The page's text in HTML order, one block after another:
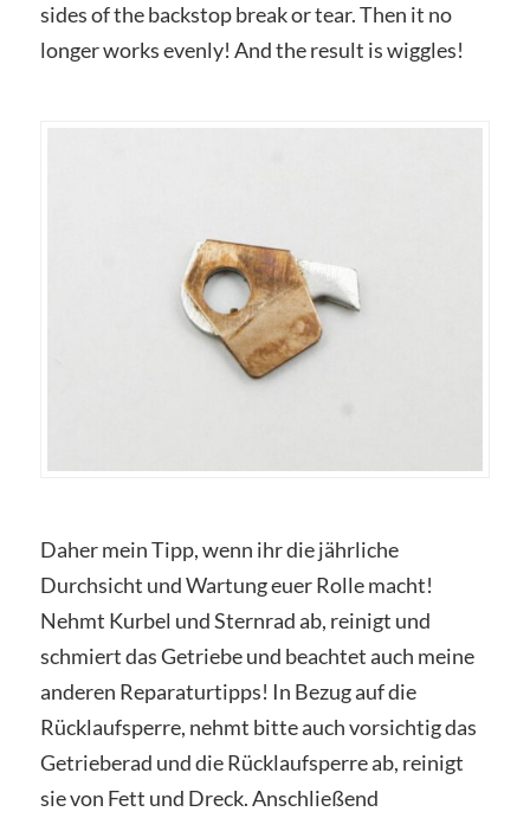
sides of the backstop break or tear. Then it no
longer works evenly! And the result is wiggles!
Daher mein Tipp, wenn ihr die jährliche
Durchsicht und Wartung euer Rolle macht!
Nehmt Kurbel und Sternrad ab, reinigt und
schmiert das Getriebe und beachtet auch meine
anderen Reparaturtipps! In Bezug auf die
Rücklaufsperre, nehmt bitte auch vorsichtig das
Getrieberad und die Rücklaufsperre ab, reinigt
sie von Fett und Dreck. Anschließend